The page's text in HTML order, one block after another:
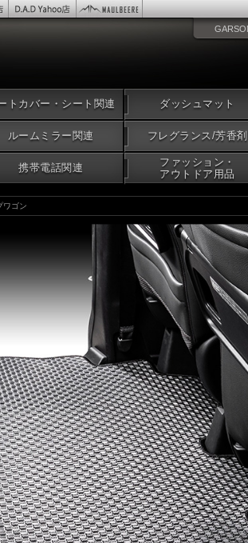
トカバー・シート関連 ダッシュマット
ルームミラー関連 フレグランス/芳香剤
携帯電話関連
ファッション・
アウトドア用品
ワゴン